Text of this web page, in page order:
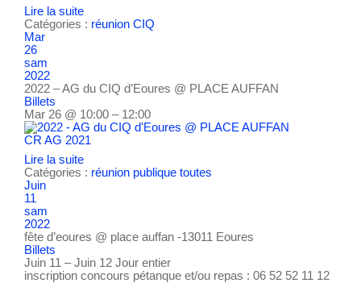
Lire la suite
Catégories : réunion CIQ
Mar
26
sam
2022
2022 – AG du CIQ d’Eoures @ PLACE AUFFAN
Billets
Mar 26 @ 10:00 – 12:00
CR AG 2021
Lire la suite
Catégories : réunion publique toutes
Juin
11
sam
2022
fête d’eoures @ place auffan -13011 Eoures
Billets
Juin 11 – Juin 12 Jour entier
inscription concours pétanque et/ou repas : 06 52 52 11 12